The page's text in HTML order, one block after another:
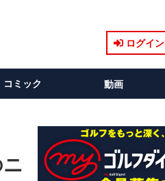
ログイン
コミック 動画